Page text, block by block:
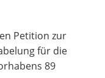
Petition zur
für die
89